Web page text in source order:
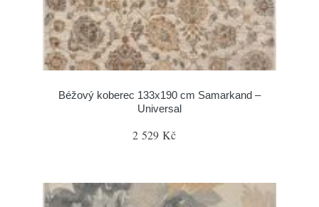
Béžový koberec 133x190 cm Samarkand –
Universal
2 529 Kč